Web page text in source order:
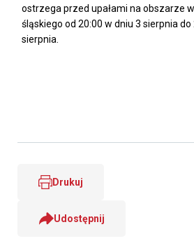
ostrzega przed upałami na obszarze
śląskiego od 20:00 w dniu 3 sierpnia do
sierpnia.
Drukuj
Udostępnij